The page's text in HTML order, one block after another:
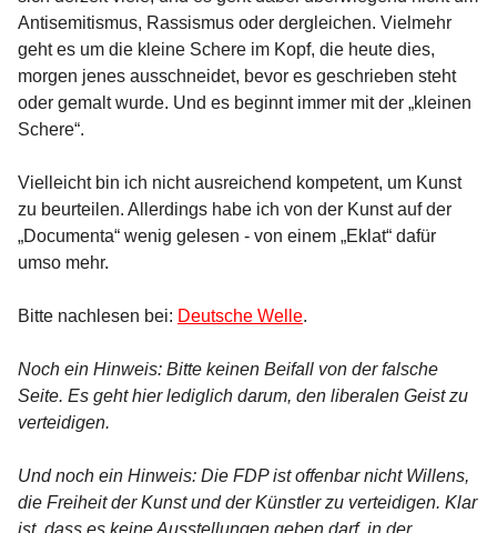
Antisemitismus, Rassismus oder dergleichen. Vielmehr
geht es um die kleine Schere im Kopf, die heute dies,
morgen jenes ausschneidet, bevor es geschrieben steht
oder gemalt wurde. Und es beginnt immer mit der „kleinen
Schere“.
Vielleicht bin ich nicht ausreichend kompetent, um Kunst
zu beurteilen. Allerdings habe ich von der Kunst auf der
„Documenta“ wenig gelesen - von einem „Eklat“ dafür
umso mehr.
Bitte nachlesen bei: Deutsche Welle.
Noch ein Hinweis: Bitte keinen Beifall von der falsche
Seite. Es geht hier lediglich darum, den liberalen Geist zu
verteidigen.
Und noch ein Hinweis: Die FDP ist offenbar nicht Willens,
die Freiheit der Kunst und der Künstler zu verteidigen. Klar
ist, dass es keine Ausstellungen geben darf, in der